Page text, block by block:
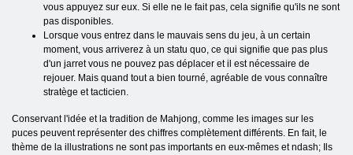
vous appuyez sur eux. Si elle ne le fait pas, cela signifie qu'ils ne sont
pas disponibles.
Lorsque vous entrez dans le mauvais sens du jeu, à un certain
moment, vous arriverez à un statu quo, ce qui signifie que pas plus
d'un jarret vous ne pouvez pas déplacer et il est nécessaire de
rejouer. Mais quand tout a bien tourné, agréable de vous connaître
stratège et tacticien.
Conservant l'idée et la tradition de Mahjong, comme les images sur les
puces peuvent représenter des chiffres complètement différents. En fait, le
thème de la illustrations ne sont pas importants en eux-mêmes et ndash; Ils